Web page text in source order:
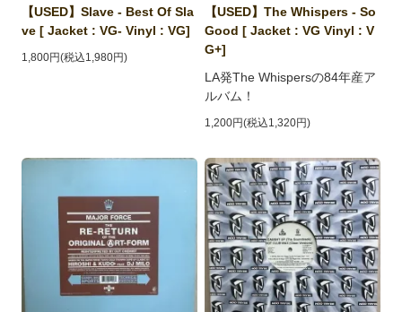
【USED】Slave - Best Of Sla
ve [ Jacket : VG- Vinyl : VG]
1,800円(税込1,980円)
【USED】The Whispers - So
Good [ Jacket : VG Vinyl : V
G+]
LA発The Whispersの84年産ア
ルバム！
1,200円(税込1,320円)